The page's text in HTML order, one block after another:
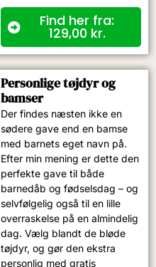
Find her fra:
129,00 kr.
Personlige tøjdyr og
bamser
Der findes næsten ikke en
sødere gave end en bamse
med barnets eget navn på.
Efter min mening er dette den
perfekte gave til både
barnedåb og fødselsdag – og
selvfølgelig også til en lille
overraskelse på en almindelig
dag. Vælg blandt de bløde
tøjdyr, og gør den ekstra
personlig med gratis